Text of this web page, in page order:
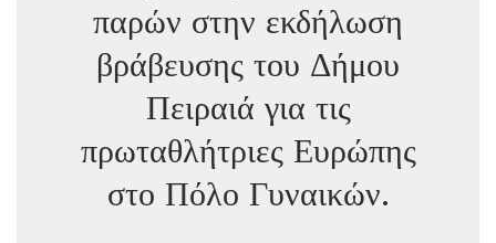
παρών στην εκδήλωση
βράβευσης του Δήμου
Πειραιά για τις
πρωταθλήτριες Ευρώπης
στο Πόλο Γυναικών.